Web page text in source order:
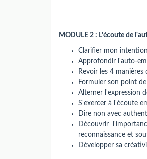
MODULE 2 : L'écoute de
Clarifier mon
Approfondir l'auto-
Revoir les 4
Formuler son point
Alterner l'expression
S'exercer à l'écoute
Dire non avec
Découvrir
reconnaissance et
Développer sa